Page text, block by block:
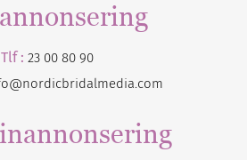
Tlf : 23 00 80 90